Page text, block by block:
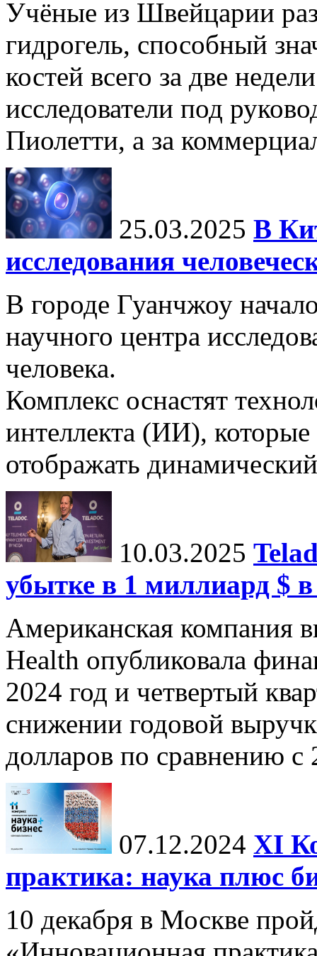
Учёные из Швейцарии
гидрогель, способный
костей всего за две
исследователи под
Пиолетти, а за
25.03.2025 В
исследования
В городе Гуанчжоу
научного центра
человека.
Комплекс оснастят
интеллекта (ИИ),
отображать
10.03.2025
убытке в 1 миллиард $ в
Американская компания
Health опубликовала
2024 год и четвертый
снижении годовой
долларов по сравнению с
07.12.2024 ХI
практика: наука плюс
10 декабря в Москве